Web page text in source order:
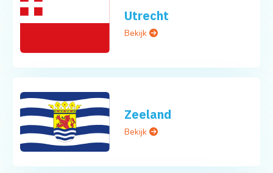
Utrecht
Bekijk
Zeeland
Bekijk